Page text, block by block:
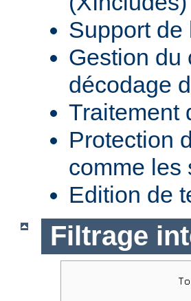
Support de
Gestion du
décodage
Traitement
Protection
comme les
Edition de
Filtrage